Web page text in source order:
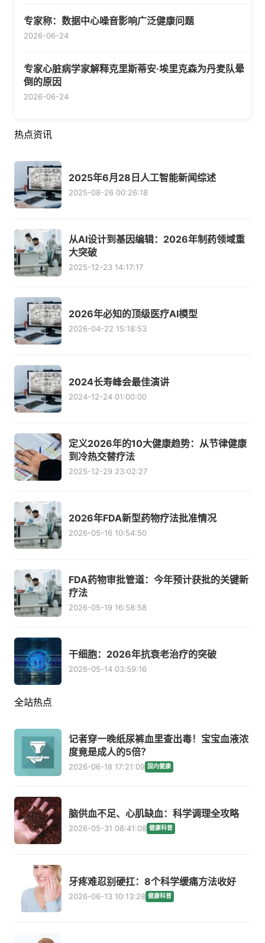
专家称：数据中心噪音影响广泛健康问题
2026-06-24
专家心脏病学家解释克里斯蒂安·埃里克森为丹麦队晕
倒的原因
2026-06-24
热点资讯
2025年6月28日人工智能新闻综述
2025-08-26 00:26:18
从AI设计到基因编辑：2026年制药领域重
大突破
2025-12-23 14:17:17
2026年必知的顶级医疗AI模型
2026-04-22 15:18:53
2024长寿峰会最佳演讲
2024-12-24 01:00:00
定义2026年的10大健康趋势：从节律健康
到冷热交替疗法
2025-12-29 23:02:27
2026年FDA新型药物疗法批准情况
2026-05-16 10:54:50
FDA药物审批管道：今年预计获批的关键新
疗法
2026-05-19 16:58:58
干细胞：2026年抗衰老治疗的突破
2026-05-14 03:59:16
全站热点
记者穿一晚纸尿裤血里查出毒！宝宝血液浓
度竟是成人的5倍？
2026-06-18 17:21:09 国内健康
脑供血不足、心肌缺血：科学调理全攻略
2026-05-31 08:41:08 健康科普
牙疼难忍别硬扛：8个科学缓痛方法收好
2026-06-13 10:13:28 健康科普